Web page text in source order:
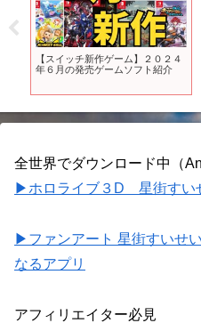
【スイッチ新作ゲーム】２０２４
年６月の発売ゲームソフト紹介
全世界でダウンロード中（
▶ホロライブ３D 星街すい
▶ファンアート 星街すいせ
なるアプリ
アフィリエイター必見